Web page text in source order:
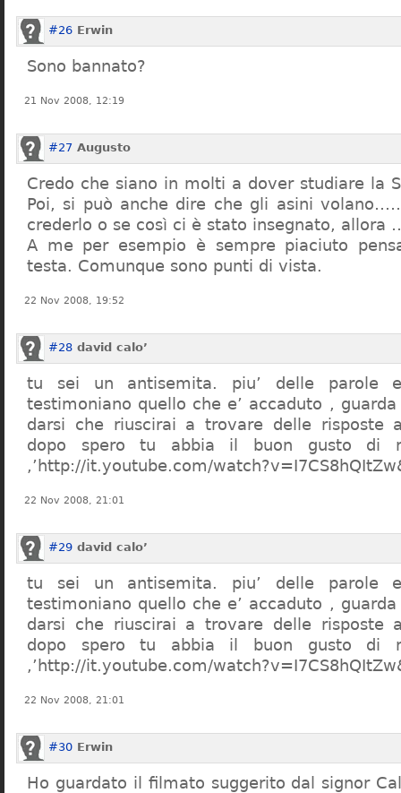
#26 Erwin
Sono bannato?
21 Nov 2008, 12:19
#27 Augusto
Credo che siano in molti a dover studiare la
Poi, si può anche dire che gli asini
crederlo o se così ci è stato insegnato,
A me per esempio è sempre piaciuto
testa. Comunque sono punti di vista.
22 Nov 2008, 19:52
#28 david calo’
tu sei un antisemita. piu’ delle parole
testimoniano quello che e’ accaduto , guarda
darsi che riuscirai a trovare delle risposte
dopo spero tu abbia il buon gusto di
,’http://it.youtube.com/
22 Nov 2008, 21:01
#29 david calo’
tu sei un antisemita. piu’ delle parole
testimoniano quello che e’ accaduto , guarda
darsi che riuscirai a trovare delle risposte
dopo spero tu abbia il buon gusto di
,’http://it.youtube.com/
22 Nov 2008, 21:01
#30 Erwin
Ho guardato il filmato suggerito dal signor